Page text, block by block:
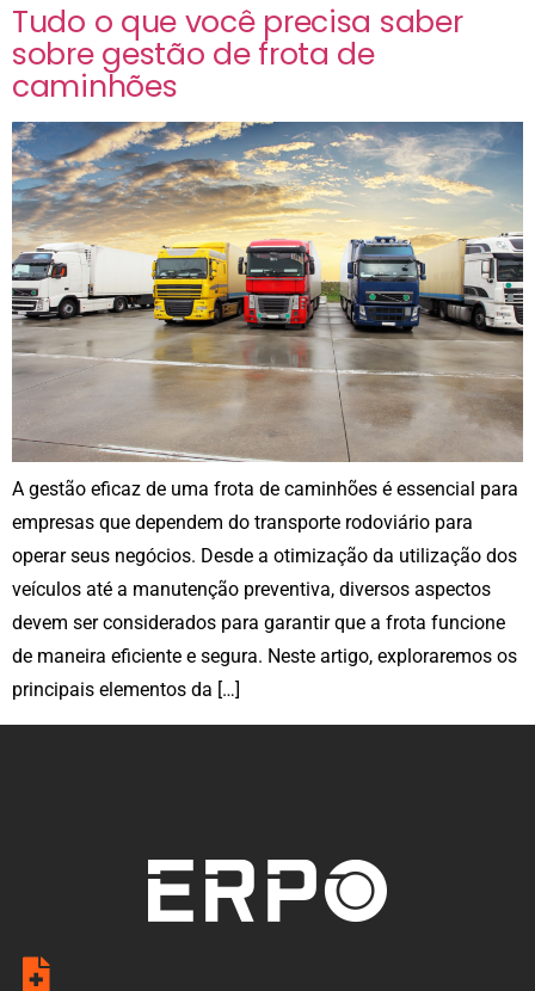
Tudo o que você precisa saber
sobre gestão de frota de
caminhões
A gestão eficaz de uma frota de caminhões é essencial para
empresas que dependem do transporte rodoviário para
operar seus negócios. Desde a otimização da utilização dos
veículos até a manutenção preventiva, diversos aspectos
devem ser considerados para garantir que a frota funcione
de maneira eficiente e segura. Neste artigo, exploraremos os
principais elementos da […]